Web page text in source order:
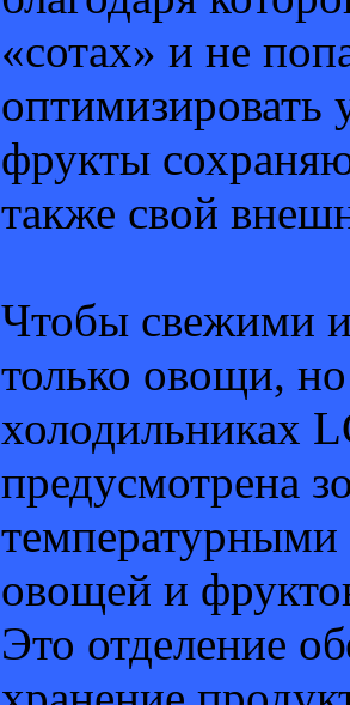
«сотах» и не
фрукты
также свой
Чтобы свежими
только овощи,
холодильниках
предусмотрена
овощей и
Это отделение